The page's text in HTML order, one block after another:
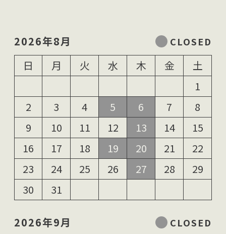
2026年8月
日
月 火 水 木 金
土
1
2
3 4 5 6 7
8
9
10 11 12 13 14
15
16
17 18 19 20 21
22
23
24 25 26 27 28
29
30
31
2026年9月